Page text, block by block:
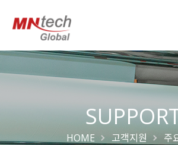
HOME 고객지원 주